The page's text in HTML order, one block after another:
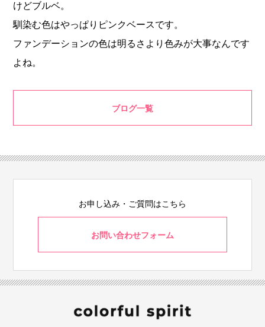
けどブルベ。
馴染む色はやっぱりピンクベースです。
ファンデーションの色は明るさより色みが大事なんです
よね。
ブログ一覧
お申し込み・ご質問はこちら
お問い合わせフォーム